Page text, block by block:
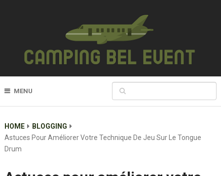
MENU
HOME
BLOGGING
Astuces Pour Améliorer Votre Technique De Jeu Sur Le Tongue
Drum